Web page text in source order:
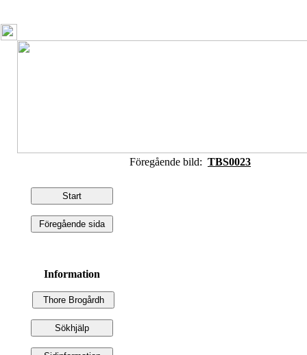
Information
Föregående bild: TBS0023